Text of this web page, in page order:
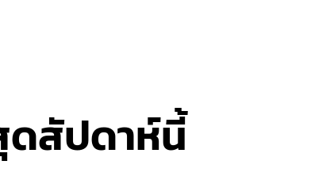
ดสัปดาห์นี้